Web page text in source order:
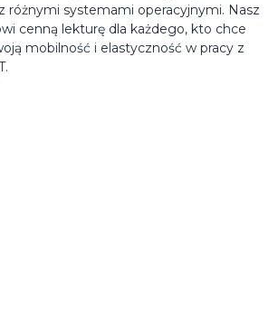
różnymi systemami operacyjnymi. Nasz
cenną lekturę dla każdego, kto chce
mobilność i elastyczność w pracy z